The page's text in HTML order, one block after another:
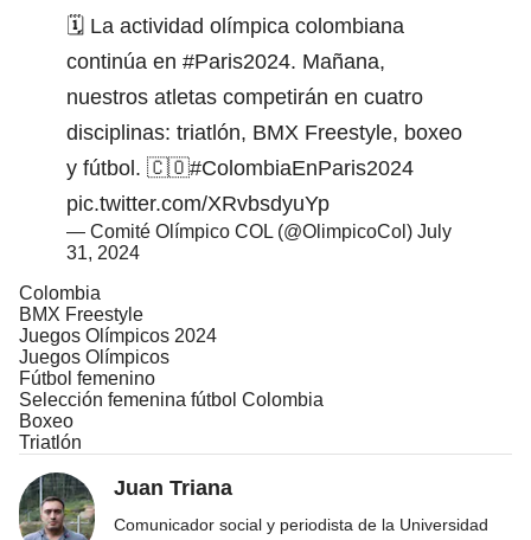
🗓️ La actividad olímpica colombiana
continúa en #Paris2024. Mañana,
nuestros atletas competirán en cuatro
disciplinas: triatlón, BMX Freestyle, boxeo
y fútbol. 🇨🇴#ColombiaEnParis2024
pic.twitter.com/XRvbsdyuYp
— Comité Olímpico COL (@OlimpicoCol) July
31, 2024
Colombia
BMX Freestyle
Juegos Olímpicos 2024
Juegos Olímpicos
Fútbol femenino
Selección femenina fútbol Colombia
Boxeo
Triatlón
Juan Triana
Comunicador social y periodista de la Universidad